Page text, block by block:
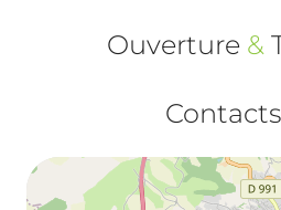
Ouverture &
Contacts